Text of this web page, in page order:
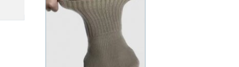
erfarenhet från
fotvårdskliniker i och
omkring Örebro att
regelbunden fotvård kan
förebygga e...